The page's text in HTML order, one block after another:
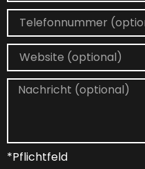
*Pflichtfeld